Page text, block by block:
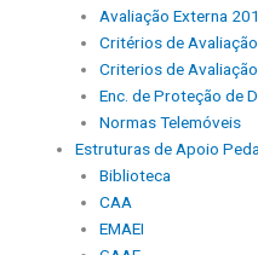
Avaliação Externa
Critérios de
Criterios de
Enc. de Proteção de
Normas Telemóveis
Estruturas de Apoio
Biblioteca
CAA
EMAEI